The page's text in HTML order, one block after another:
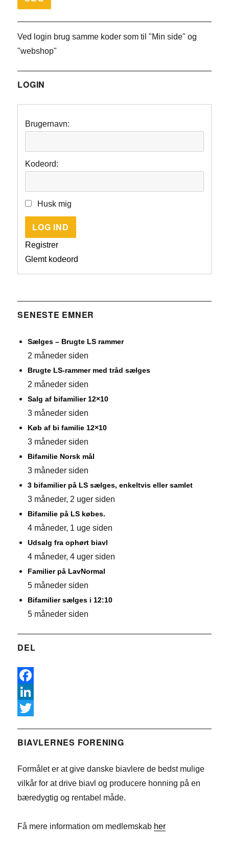
Ved login brug samme koder som til "Min side" og
"webshop"
LOGIN
Brugernavn:
Kodeord:
Husk mig
LOG IND
Registrer
Glemt kodeord
SENESTE EMNER
Sælges – Brugte LS rammer
2 måneder siden
Brugte LS-rammer med tråd sælges
2 måneder siden
Salg af bifamilier 12×10
3 måneder siden
Køb af bi familie 12×10
3 måneder siden
Bifamilie Norsk mål
3 måneder siden
3 bifamilier på LS sælges, enkeltvis eller samlet
3 måneder, 2 uger siden
Bifamilie på LS købes.
4 måneder, 1 uge siden
Udsalg fra ophørt biavl
4 måneder, 4 uger siden
Familier på LavNormal
5 måneder siden
Bifamilier sælges i 12:10
5 måneder siden
DEL
F
a
e
o
L
n
e
n
w
t
r
BIAVLERNES FORENING
Formålet er at give danske biavlere de bedst mulige
vilkår for at drive biavl og producere honning på en
bæredygtig og rentabel måde.
Få mere information om medlemskab her